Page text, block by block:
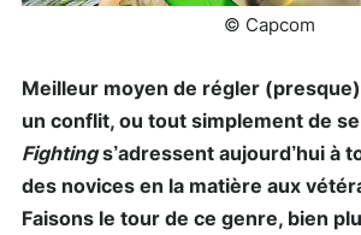
© Capcom
Meilleur moyen de régler
un conflit, ou tout simplement de
Fightings’adressent aujourd’hui à
des novices en la matière aux
Faisons le tour de ce genre, bien